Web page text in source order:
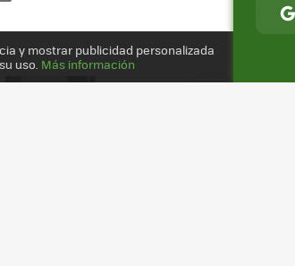
y mostrar publicidad personalizada
uso. Más información